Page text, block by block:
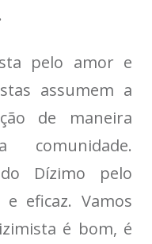
pelo amor e
assumem a
de maneira
comunidade.
Dízimo pelo
eficaz. Vamos
é bom, é